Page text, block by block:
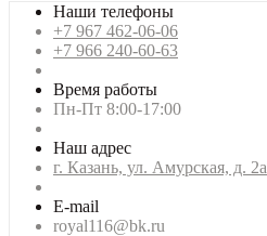
Наши телефоны
+7 967 462-06-06
+7 966 240-60-63
Время работы
Пн-Пт 8:00-17:00
Наш адрес
г. Казань, ул. Амурская, д. 2а
E-mail
royal116@bk.ru